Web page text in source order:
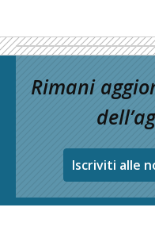
Rimani
Iscriviti alle